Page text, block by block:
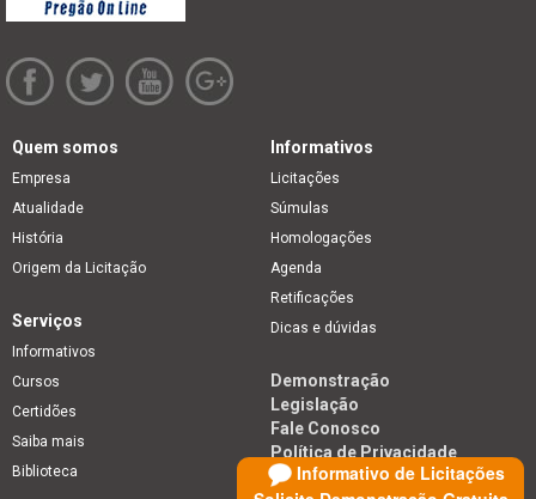
Informativo de Licitações
Quem somos
Empresa
Atualidade
História
Origem da Licitação
Informativos
Licitações
Súmulas
Homologações
Agenda
Retificações
Dicas e dúvidas
Serviços
Informativos
Cursos
Certidões
Saiba mais
Biblioteca
Demonstração
Legislação
Fale Conosco
Política de Privacidade